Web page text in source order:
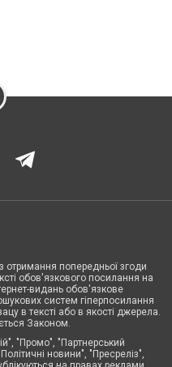
отримання попередньої згоди
обов'язкового посилання на
видань обов'язкове
систем гіперпосилання
в тексті або в якості джерела.
Законом.
"Промо", "Партнерський
новини", "Пресреліз",